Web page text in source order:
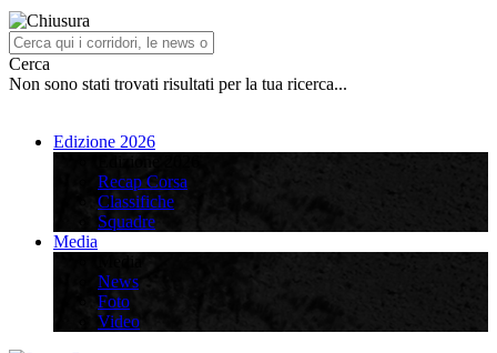
Cerca
Non sono stati trovati risultati per la tua ricerca...
Edizione 2026
Recap Corsa
Classifiche
Squadre
Media
News
Foto
Video